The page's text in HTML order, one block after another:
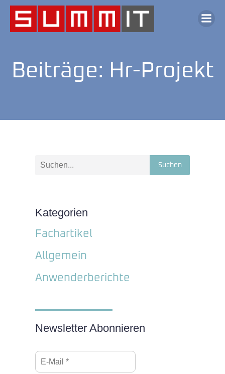
Beiträge: Hr-Projekt
Suchen
Kategorien
Fachartikel
Allgemein
Anwenderberichte
Newsletter Abonnieren